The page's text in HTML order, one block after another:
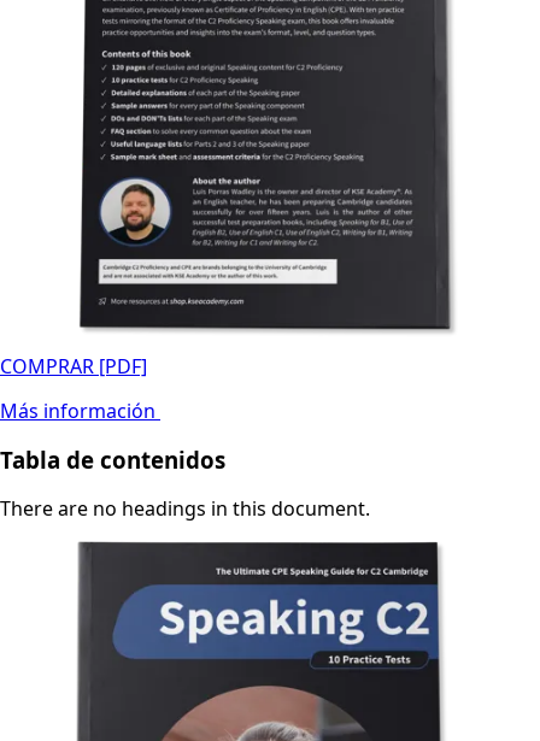
COMPRAR [PDF]
Más información
Tabla de contenidos
There are no headings in this document.